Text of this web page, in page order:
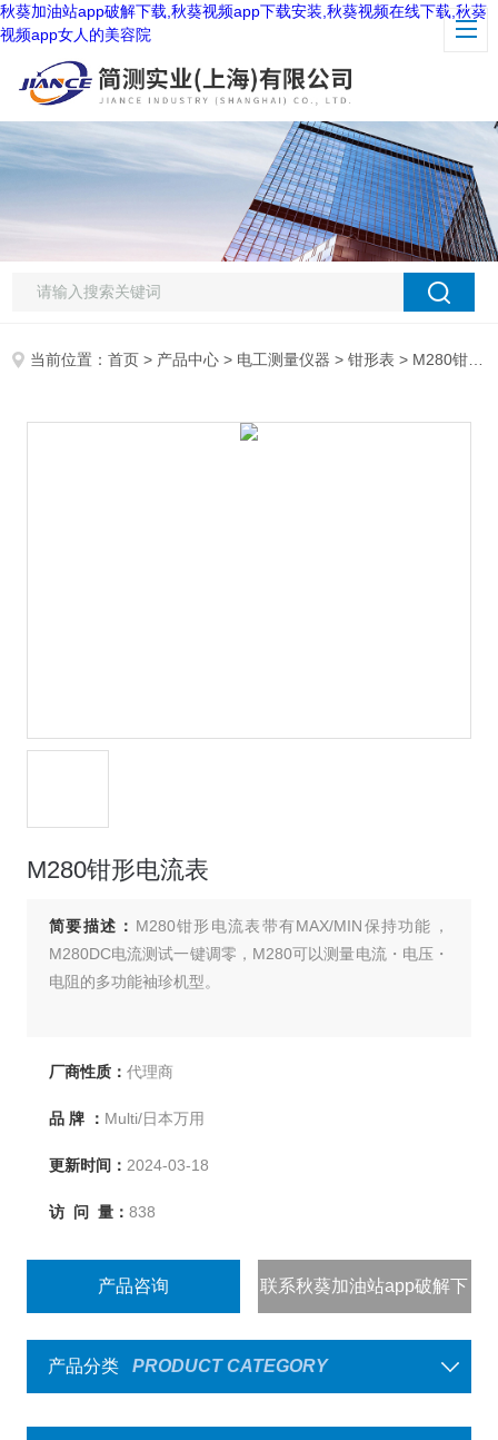
秋葵加油站app破解下载,秋葵视频app下载安装,秋葵视频在线下载,秋葵
视频app女人的美容院
当前位置：首页 > 产品中心 > 电工测量仪器 >钳形表 > M280钳形电流表
M280钳形电流表
简要描述： M280钳形电流表带有MAX/MIN保持功能，
M280DC电流测试一键调零，M280可以测量电流・电压・
电阻的多功能袖珍机型。
厂商性质： 代理商
品 牌 ： Multi/日本万用
更新时间： 2024-03-18
访 问 量： 838
产品咨询 联系秋葵加油站app破解下
载
产品分类
PRODUCT CATEGORY